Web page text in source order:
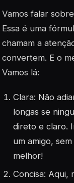
Vamos falar
Essa é uma
chamam a
convertem. E o
Vamos lá:
Clara: Não
longas se
direto e claro.
um amigo,
melhor!
Concisa: Aqui,